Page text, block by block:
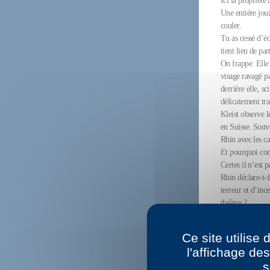
Une entière
couler.
Tu as cessé
tient lieu de
On frappe. Elle
visage ravagé
derrière elle,
délicatement
Kleist observe
en Suisse.
Rhin avec les
Et pourquoi
Certes il n’est
Rhin déclare-t-
terreur et
théâtre ?
Le petit chien
En contrebas
personne ne
Ce site utilise
l'affichage